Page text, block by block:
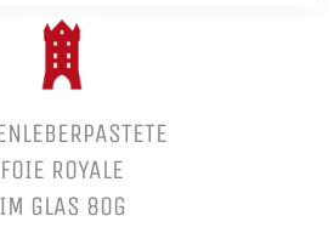
FOIE ROYALE
IM GLAS 80G